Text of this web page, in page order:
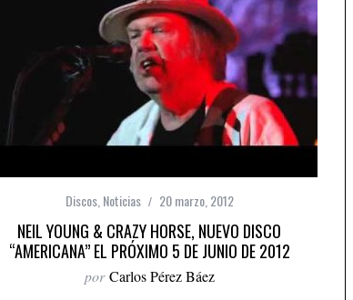
Discos, Noticias 20 marzo, 2012
NEIL YOUNG & CRAZY HORSE, NUEVO DISCO
“AMERICANA” EL PRÓXIMO 5 DE JUNIO DE 2012
por Carlos Pérez Báez